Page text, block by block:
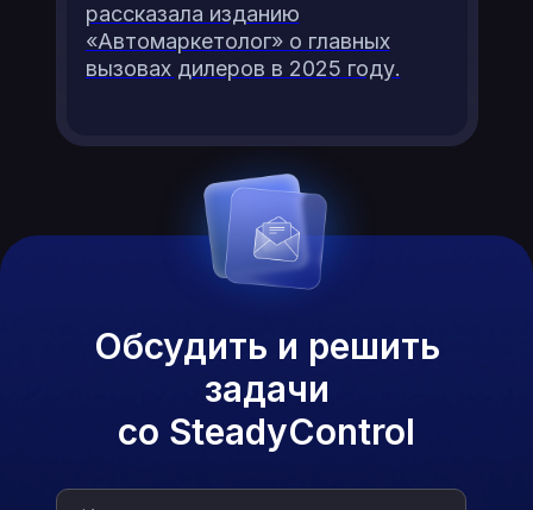
рассказала изданию
«Автомаркетолог» о главных
вызовах дилеров в 2025 году.
Обсудить и решить
задачи
со SteadyControl